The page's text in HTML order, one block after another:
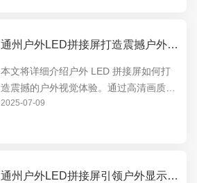
通州户外LED拼接屏打造震撼户外视觉体验
本文将详细介绍户外 LED 拼接屏如何打
造震撼的户外视觉体验。通过高清画质、
超大尺寸和灵活拼接等特点，为户外场景
2025-07-09
通州户外LED拼接屏引领户外显示新潮流